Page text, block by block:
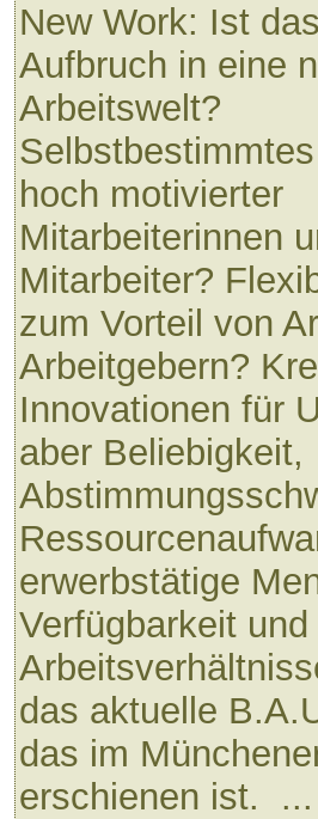
New Work: Ist
Aufbruch in eine
Arbeitswelt?
hoch motivierter
Mitarbeiterinnen
Mitarbeiter?
zum Vorteil von
Arbeitgebern?
Innovationen für
aber Beliebigkeit,
erwerbstätige
Verfügbarkeit
das aktuelle
das im
erschienen ist.